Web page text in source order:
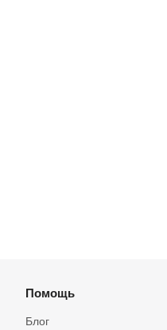
Помощь
Блог